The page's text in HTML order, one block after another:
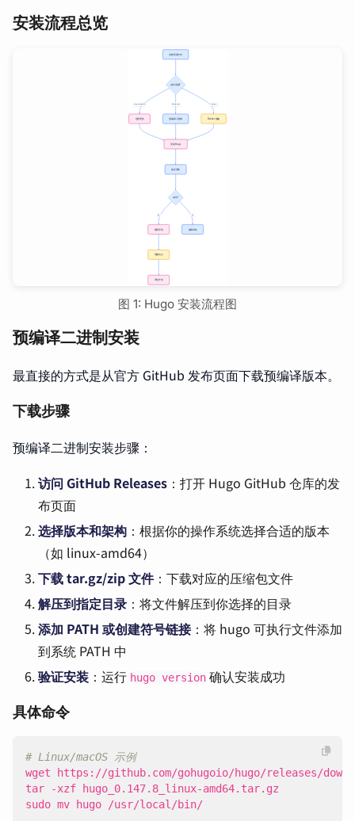
安装流程总览
图 1: Hugo 安装流程图
预编译二进制安装
最直接的方式是从官方 GitHub 发布页面下载预编译版本。
下载步骤
预编译二进制安装步骤：
访问 GitHub Releases ：打开 Hugo GitHub 仓库的发
布页面
选择版本和架构 ：根据你的操作系统选择合适的版本
（如 linux-amd64）
下载 tar.gz/zip 文件：下载对应的压缩包文件
解压到指定目录 ：将文件解压到你选择的目录
添加 PATH 或创建符号链接：将 hugo 可执行文件添加
到系统 PATH 中
验证安装 ：运行 hugo version 确认安装成功
具体命令
# Linux/macOS 示例
sudo mv hugo /usr/local/bin/